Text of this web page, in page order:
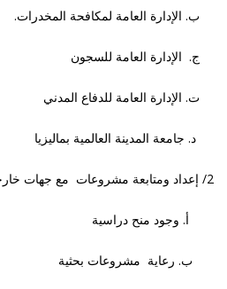
ب. الإدارة العامة لمكافحة المخدرات.
ج. الإدارة العامة للسجون
ت. الإدارة العامة للدفاع المدني
د. جامعة المدينة العالمية بماليزيا
2/ إعداد ومتابعة مشروعات مع جهات خارجية .
أ. وجود منح دراسية
ب. رعاية مشروعات بحثية